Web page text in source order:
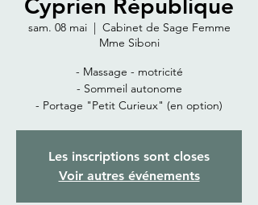
Cyprien République
sam. 08 mai
  |
Cabinet de Sage Femme
Mme Siboni
- Massage - motricité
- Sommeil autonome
- Portage "Petit Curieux" (en option)
Les inscriptions sont closes
Voir autres événements